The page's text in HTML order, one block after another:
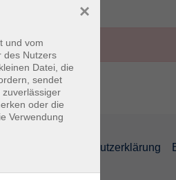
Datenschutzerklärung
und vom
des Nutzers
Datei, die
sendet
oder die
Verwendung
×